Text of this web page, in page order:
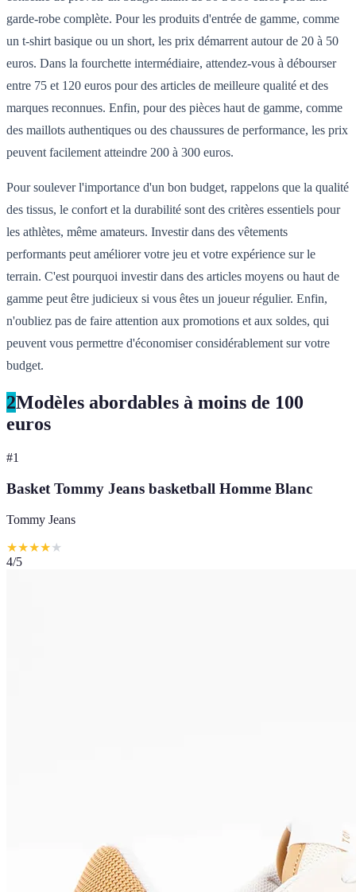
garde-robe complète. Pour les produits d'entrée de gamme, comme
un t-shirt basique ou un short, les prix démarrent autour de 20 à 50
euros. Dans la fourchette intermédiaire, attendez-vous à débourser
entre 75 et 120 euros pour des articles de meilleure qualité et des
marques reconnues. Enfin, pour des pièces haut de gamme, comme
des maillots authentiques ou des chaussures de performance, les prix
peuvent facilement atteindre 200 à 300 euros.
Pour soulever l'importance d'un bon budget, rappelons que la qualité
des tissus, le confort et la durabilité sont des critères essentiels pour
les athlètes, même amateurs. Investir dans des vêtements
performants peut améliorer votre jeu et votre expérience sur le
terrain. C'est pourquoi investir dans des articles moyens ou haut de
gamme peut être judicieux si vous êtes un joueur régulier. Enfin,
n'oubliez pas de faire attention aux promotions et aux soldes, qui
peuvent vous permettre d'économiser considérablement sur votre
budget.
2Modèles abordables à moins de 100
euros
#1
Basket Tommy Jeans basketball Homme Blanc
Tommy Jeans
★★★★★
4/5